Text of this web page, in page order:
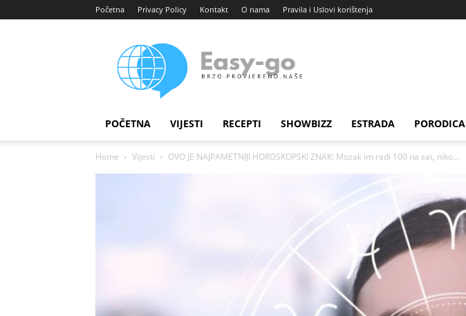
Početna Privacy Policy Kontakt O nama Pravila i Uslovi korištenja
portal
POČETNA VIJESTI RECEPTI SHOWBIZZ ESTRADA PORODICA
Home Vijesti OVO JE NAJPAMETNIJI HOROSKOPSKI ZNAK: Mozak im radi 100 na sat, niko...